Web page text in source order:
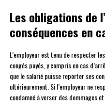
Les obligations de
conséquences en
L’employeur est tenu de respecter
congés payés, y compris en cas
que le salarié puisse reporter ses
ultérieurement. Si l’employeur ne
condamné à verser des dommages